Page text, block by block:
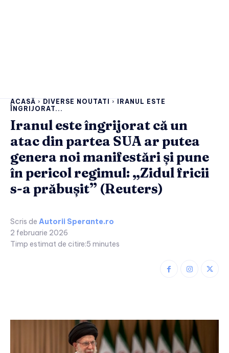
ACASĂ DIVERSE NOUTATI
IRANUL ESTE
ÎNGRIJORAT...
Iranul este îngrijorat că un
atac din partea SUA ar putea
genera noi manifestări și pune
în pericol regimul: „Zidul fricii
s-a prăbușit” (Reuters)
Scris de Autorii Sperante.ro
2 februarie 2026
Timp estimat de citire:5 minutes